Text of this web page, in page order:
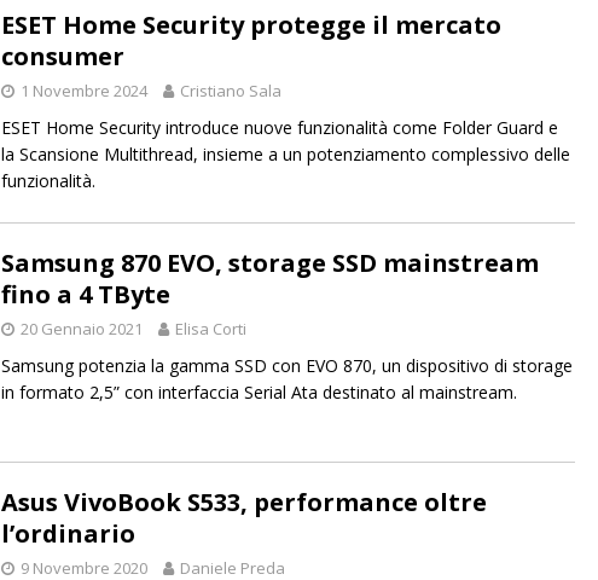
ESET Home Security protegge il mercato
consumer
1 Novembre 2024 Cristiano Sala
ESET Home Security introduce nuove funzionalità come Folder Guard e
la Scansione Multithread, insieme a un potenziamento complessivo delle
funzionalità.
Samsung 870 EVO, storage SSD mainstream
fino a 4 TByte
20 Gennaio 2021 Elisa Corti
Samsung potenzia la gamma SSD con EVO 870, un dispositivo di storage
in formato 2,5” con interfaccia Serial Ata destinato al mainstream.
Asus VivoBook S533, performance oltre
l’ordinario
9 Novembre 2020 Daniele Preda